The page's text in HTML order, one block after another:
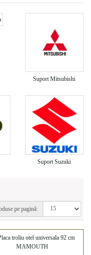
Suport Mitsubishi
Suport Suzuki
pe pagină: